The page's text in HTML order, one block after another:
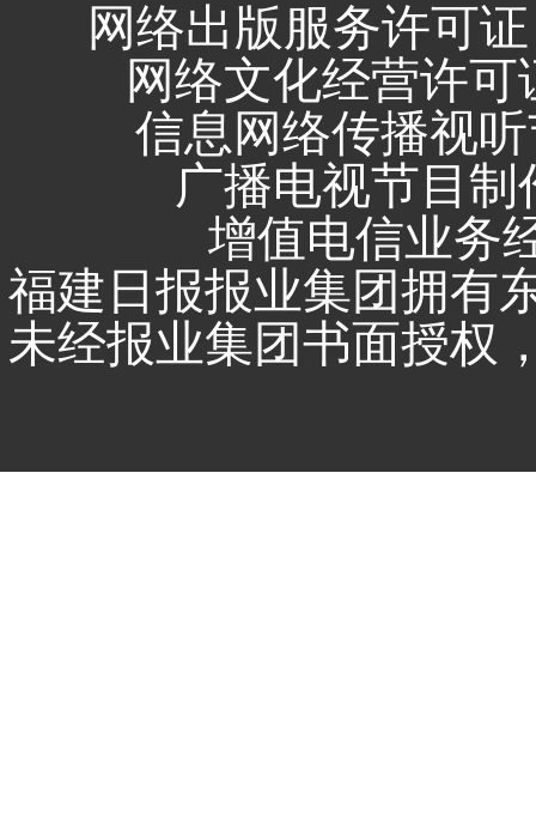
网络出版服务许可
网络文化经营许可
信息网络传播视
广播电视节目
增值电信业务
福建日报报业集团拥有
未经报业集团书面授权